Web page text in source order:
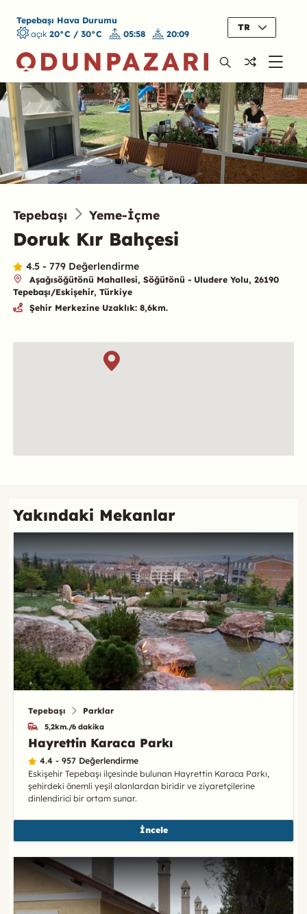
Tepebaşı Hava Durumu
açık 20°C / 30°C 05:58 20:09
TR
Tepebaşı Yeme-İçme
Doruk Kır Bahçesi
4.5 - 779 Değerlendirme
Aşağısöğütönü Mahallesi, Söğütönü - Uludere Yolu, 26190
Tepebaşı/Eskişehir, Türkiye
Şehir Merkezine Uzaklık: 8,6km.
Yakındaki Mekanlar
Tepebaşı Parklar
5,2km./6 dakika
Hayrettin Karaca Parkı
4.4 - 957 Değerlendirme
Eskişehir Tepebaşı ilçesinde bulunan Hayrettin Karaca Parkı,
şehirdeki önemli yeşil alanlardan biridir ve ziyaretçilerine
dinlendirici bir ortam sunar.
İncele